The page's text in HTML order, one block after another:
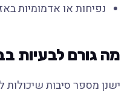
נפיחות או אדמומיות
מה גורם לבעיות
ישנן מספר סיבות שיכולות